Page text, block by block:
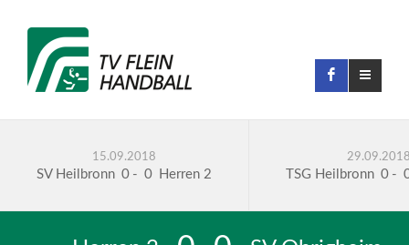
15.09.2018
SV Heilbronn 0 - 0 Herren 2 TSG Heilbronn 0 -